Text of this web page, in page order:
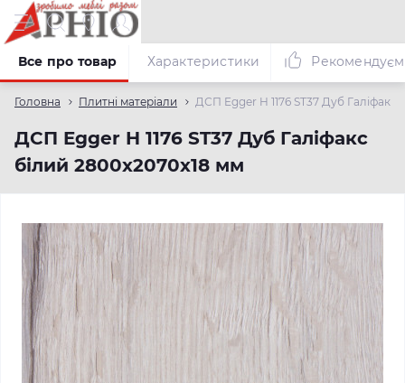
Головна Плитні матеріали ДСП Egger H 1176 ST37 Дуб Галіфакс
ДСП Egger H 1176 ST37 Дуб Галіфакс
білий 2800х2070х18 мм
Все про товар Характеристики